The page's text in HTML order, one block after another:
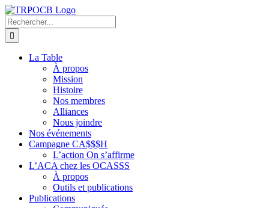
Passer
au
contenu
Rechercher:
La Table
À propos
Mission
Histoire
Nos membres
Alliances
Nous joindre
Nos événements
Campagne CA$$$H
L’action On s’affirme
L’ACA chez les OCASSS
À propos
Outils et publications
Publications